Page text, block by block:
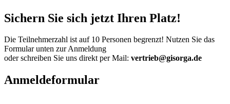
Sichern Sie sich jetzt Ihren Platz!
Die Teilnehmerzahl ist auf 10 Personen begrenzt! Nutzen Sie das
Formular unten zur Anmeldung
oder schreiben Sie uns direkt per Mail: vertrieb@gisorga.de
Anmeldeformular